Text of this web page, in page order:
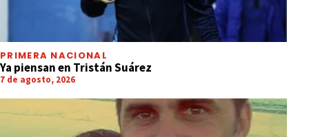
PRIMERA NACIONAL
Ya piensan en Tristán Suárez
7 de agosto, 2026